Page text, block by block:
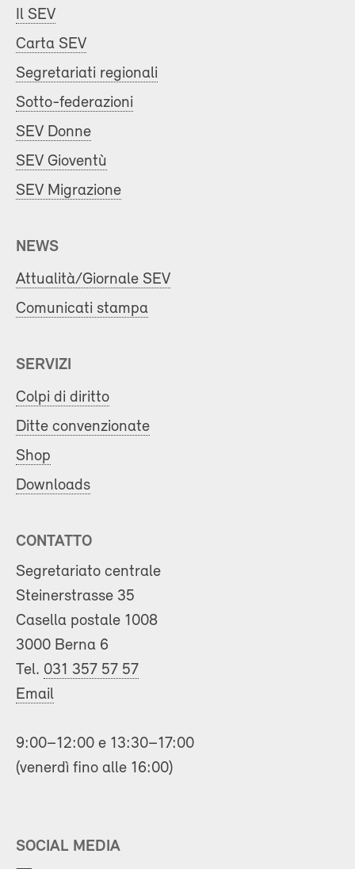
Il SEV
Carta SEV
Segretariati regionali
Sotto-federazioni
SEV Donne
SEV Gioventù
SEV Migrazione
NEWS
Attualità/Giornale SEV
Comunicati stampa
SERVIZI
Colpi di diritto
Ditte convenzionate
Shop
Downloads
CONTATTO
Segretariato centrale
Steinerstrasse 35
Casella postale 1008
3000 Berna 6
Tel. 031 357 57 57
Email
9:00–12:00 e 13:30–17:00
(venerdì fino alle 16:00)
SOCIAL MEDIA